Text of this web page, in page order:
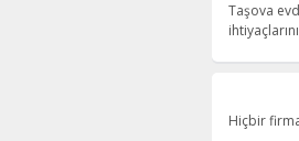
Taşova
Hiçbir